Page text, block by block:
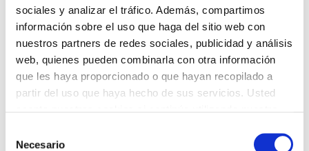
sociales y analizar el tráfico. Además, compartimos
información sobre el uso que haga del sitio web con
nuestros partners de redes sociales, publicidad y análisis
web, quienes pueden combinarla con otra información
que les haya proporcionado o que hayan recopilado a
partir del uso que haya hecho de sus servicios. Usted
Necesario